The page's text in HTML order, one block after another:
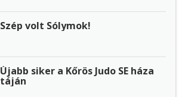
Szép volt Sólymok!
Újabb siker a Kőrös Judo SE háza
táján